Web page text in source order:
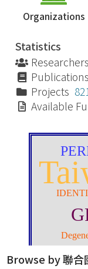
Organizations
Statistics
Researchers
Publications
Projects
Available
Browse by 聯合